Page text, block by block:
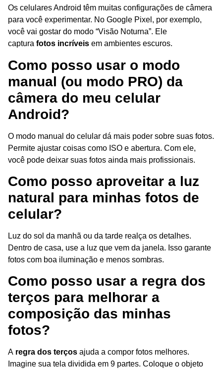
Os celulares Android têm muitas configurações de câmera
para você experimentar. No Google Pixel, por exemplo,
você vai gostar do modo “Visão Noturna”. Ele
captura fotos incríveis em ambientes escuros.
Como posso usar o modo
manual (ou modo PRO) da
câmera do meu celular
Android?
O modo manual do celular dá mais poder sobre suas fotos.
Permite ajustar coisas como ISO e abertura. Com ele,
você pode deixar suas fotos ainda mais profissionais.
Como posso aproveitar a luz
natural para minhas fotos de
celular?
Luz do sol da manhã ou da tarde realça os detalhes.
Dentro de casa, use a luz que vem da janela. Isso garante
fotos com boa iluminação e menos sombras.
Como posso usar a regra dos
terços para melhorar a
composição das minhas
fotos?
A regra dos terços ajuda a compor fotos melhores.
Imagine sua tela dividida em 9 partes. Coloque o objeto